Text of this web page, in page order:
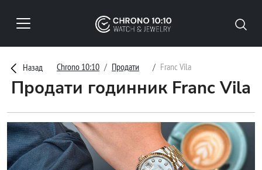
Назад Chrono 10:10 Продати Franc Vila
Продати годинник Franc Vila